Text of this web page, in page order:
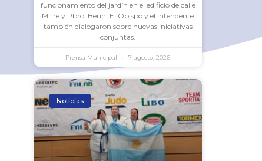
funcionamiento del jardín en el edificio de calle
Mitre y Pbro. Berin. El Obispo y el Intendente
también dialogaron sobre nuevas iniciativas
conjuntas.
Prensa Municipal 7 agosto, 2026
Noticias